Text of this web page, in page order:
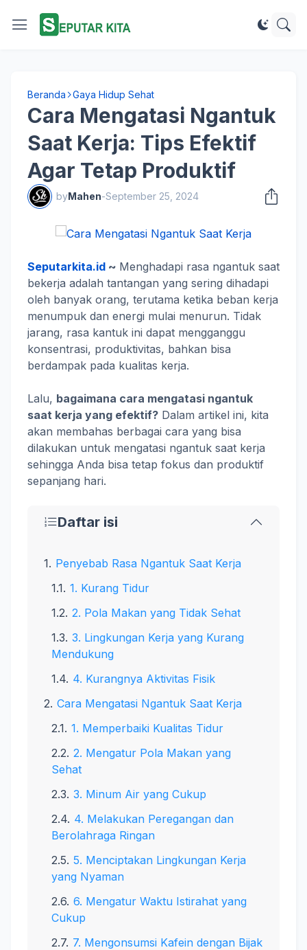
Beranda Gaya Hidup Sehat
Cara Mengatasi Ngantuk
Saat Kerja: Tips Efektif
Agar Tetap Produktif
byMahen-September 25, 2024
Seputarkita.id ~ Menghadapi rasa ngantuk saat
bekerja adalah tantangan yang sering dihadapi
oleh banyak orang, terutama ketika beban kerja
menumpuk dan energi mulai menurun. Tidak
jarang, rasa kantuk ini dapat mengganggu
konsentrasi, produktivitas, bahkan bisa
berdampak pada kualitas kerja.
Lalu, bagaimana cara mengatasi ngantuk
saat kerja yang efektif? Dalam artikel ini, kita
akan membahas berbagai cara yang bisa
dilakukan untuk mengatasi ngantuk saat kerja
sehingga Anda bisa tetap fokus dan produktif
sepanjang hari.
Daftar isi
Penyebab Rasa Ngantuk Saat Kerja
1. Kurang Tidur
2. Pola Makan yang Tidak Sehat
3. Lingkungan Kerja yang Kurang
Mendukung
4. Kurangnya Aktivitas Fisik
Cara Mengatasi Ngantuk Saat Kerja
1. Memperbaiki Kualitas Tidur
2. Mengatur Pola Makan yang
Sehat
3. Minum Air yang Cukup
4. Melakukan Peregangan dan
Berolahraga Ringan
5. Menciptakan Lingkungan Kerja
yang Nyaman
6. Mengatur Waktu Istirahat yang
Cukup
7. Mengonsumsi Kafein dengan Bijak